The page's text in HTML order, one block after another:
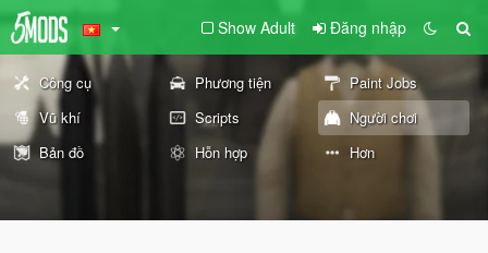
Show Adult Đăng nhập
Công cụ Phương tiện
Paint Jobs
Vũ khí
Scripts
Người chơi
Bản đồ
Hỗn hợp Hơn